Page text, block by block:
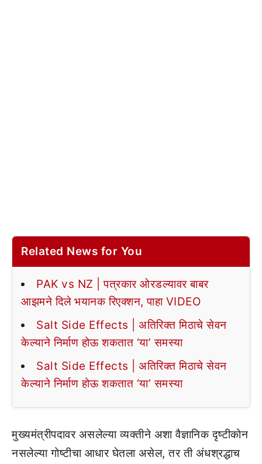
Related News for You
PAK vs NZ | पत्रकार ओरडल्यावर बाबर
आझमने दिले भयानक रिएक्शन, पाहा VIDEO
Salt Side Effects | अतिरिक्त मिठाचे सेवन
केल्याने निर्माण होऊ शकतात ‘या’ समस्या
Salt Side Effects | अतिरिक्त मिठाचे सेवन
केल्याने निर्माण होऊ शकतात ‘या’ समस्या
मुख्यमंत्रीपदावर असलेल्या व्यक्तीने अशा वैज्ञानिक दृष्टीकोन
नसलेल्या गोष्टीचा आधार घेतला असेल, तर ती अंधश्रद्धाच